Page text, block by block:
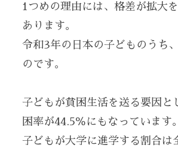
1つめの理由には、格差が拡大
あります。
令和3年の日本の子どものうち
のです。
子どもが貧困生活を送る要因
困率が44.5％にもなっています。
子どもが大学に進学する割合